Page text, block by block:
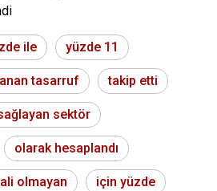
ile yüzde 11
tasarruf takip etti
sektör
olarak hesaplandı
olmayan için yüzde